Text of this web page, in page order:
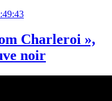
Charleroi »,
noir